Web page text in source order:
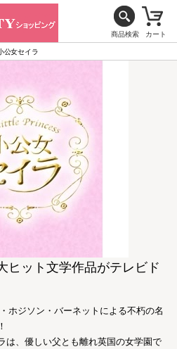
商品検索 カート
公女セイラ
ヒット文学作品がテレビド
ホジソン・バーネットによる不朽の名
は、優しい父とも離れ英国の女学園で